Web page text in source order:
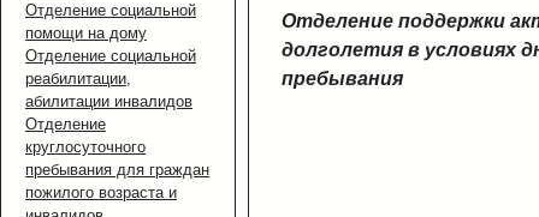
Отделение социальной
помощи на дому
Отделение социальной
реабилитации,
абилитации инвалидов
Отделение
круглосуточного
пребывания для граждан
пожилого возраста и
Отделение поддержки
долголетия в условиях
пребывания